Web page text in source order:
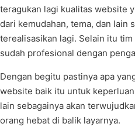
teragukan lagi kualitas website
dari kemudahan, tema, dan lain
terealisasikan lagi. Selain itu
sudah profesional dengan
Dengan begitu pastinya apa
website baik itu untuk
lain sebagainya akan
orang hebat di balik layarnya.